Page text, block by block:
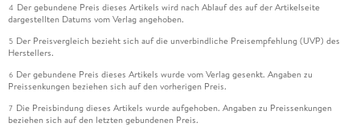
4 Der gebundene Preis dieses Artikels wird nach Ablauf des auf der Artikelseite
dargestellten Datums vom Verlag angehoben.
5 Der Preisvergleich bezieht sich auf die unverbindliche Preisempfehlung (UVP) des
Herstellers.
6 Der gebundene Preis dieses Artikels wurde vom Verlag gesenkt. Angaben zu
Preissenkungen beziehen sich auf den vorherigen Preis.
7 Die Preisbindung dieses Artikels wurde aufgehoben. Angaben zu Preissenkungen
beziehen sich auf den letzten gebundenen Preis.